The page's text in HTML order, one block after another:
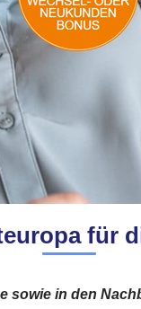
für
sowie in den